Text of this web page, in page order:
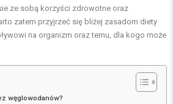
ze sobą korzyści zdrowotne oraz
zatem przyjrzeć się bliżej zasadom diety
na organizm oraz temu, dla kogo może
węglowodanów?